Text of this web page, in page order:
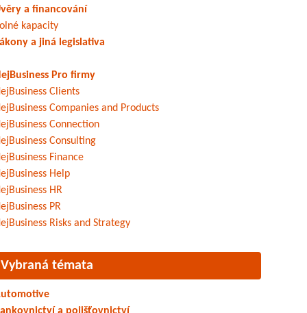
a financování
kapacity
a jiná legislativa
Pro firmy
Clients
Companies and Products
Connection
Consulting
Finance
Help
HR
PR
Risks and Strategy
Vybraná témata